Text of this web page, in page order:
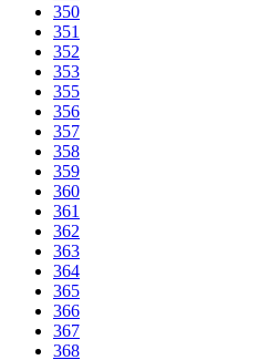
350
351
352
353
355
356
357
358
359
360
361
362
363
364
365
366
367
368